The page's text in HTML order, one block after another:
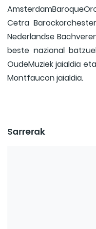
Cetra
Nederlandse
beste nazional
OudeMuziek jaialdia
Montfaucon jaialdia.
Sarrerak